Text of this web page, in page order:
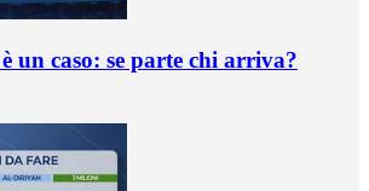
un caso: se parte chi arriva?